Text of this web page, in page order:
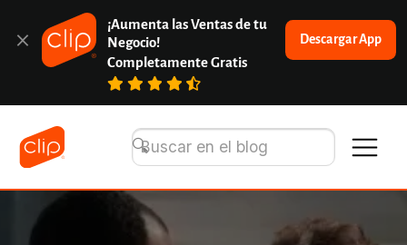
¡Aumenta las Ventas de tu
Negocio!
Completamente Gratis
Descargar App